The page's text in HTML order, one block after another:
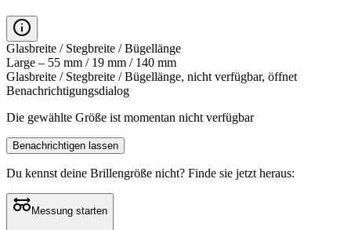
Glasbreite / Stegbreite / Bügellänge
Large – 55 mm / 19 mm / 140 mm
Glasbreite / Stegbreite / Bügellänge, nicht verfügbar, öffnet
Benachrichtigungsdialog
Die gewählte Größe ist momentan nicht verfügbar
Benachrichtigen lassen
Du kennst deine Brillengröße nicht? Finde sie jetzt heraus:
Messung starten